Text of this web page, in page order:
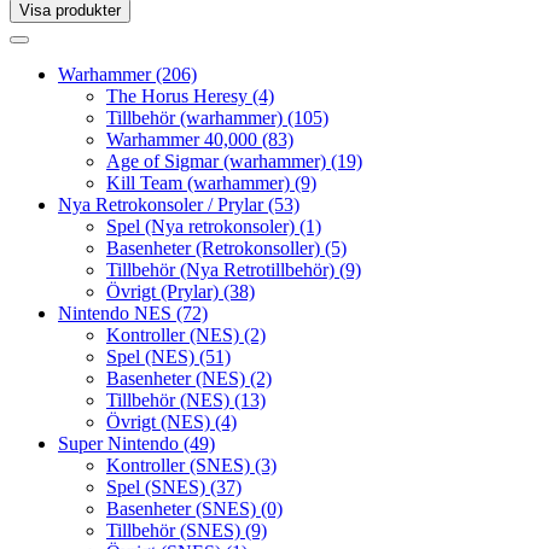
Visa produkter
Toggle
Toggle
navigationWarhammer(206)
The Horus Heresy (4)
Tillbehör (warhammer) (105)
Warhammer 40,000 (83)
Age of Sigmar (warhammer) (19)
Kill Team (warhammer) (9)
Nya Retrokonsoler / Prylar(53)
Spel (Nya retrokonsoler) (1)
Basenheter (Retrokonsoller) (5)
Tillbehör (Nya Retrotillbehör) (9)
Övrigt (Prylar) (38)
Nintendo NES (72)
Kontroller (NES) (2)
Spel (NES) (51)
Basenheter (NES) (2)
Tillbehör (NES) (13)
Övrigt (NES) (4)
Super Nintendo (49)
Kontroller (SNES) (3)
Spel (SNES) (37)
Basenheter (SNES) (0)
Tillbehör (SNES) (9)